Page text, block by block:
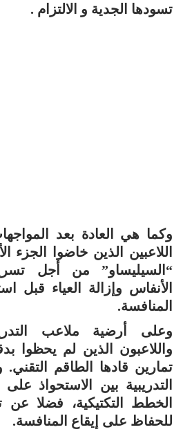
تسودها الجدية و الالتزام .
وكما هي العادة بعد
اللاعبين الذين خاضوا الجزء
“السيليساو” من أجل
الأنفاس وإزالة العياء قبل
المنافسة.
وعلى أرضية ملاعب
واللاعبون الذين لم يحظوا
تمارين قادها الطاقم
التدريبية بين الاستحواذ
الخطط التكتيكية، فضلا عن
للحفاظ على إيقاع المنافسة.